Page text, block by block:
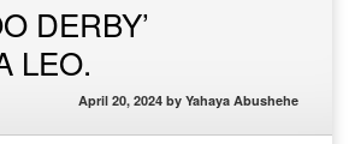
DERBY’
LEO.
April 20, 2024 by Yahaya Abushehe